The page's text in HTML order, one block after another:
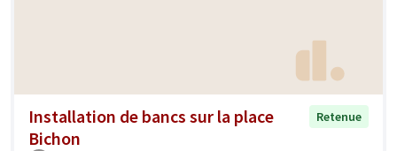
Installation de bancs sur la place
Bichon
Retenue